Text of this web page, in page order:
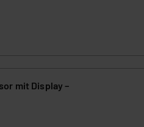
mit Display –